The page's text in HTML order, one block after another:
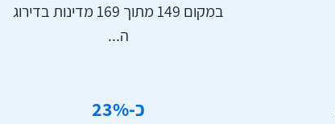
במקום 149 מתוך 169 מדינות בדירוג
ה...
כ- 23%